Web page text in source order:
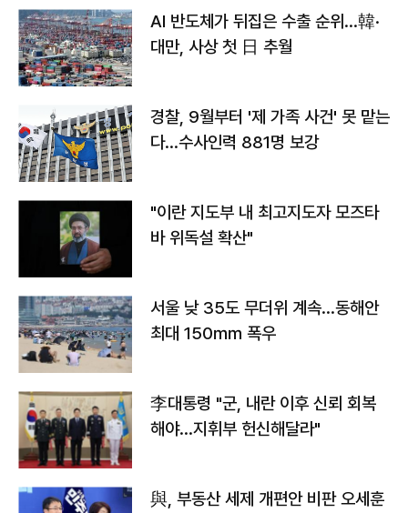
AI 반도체가 뒤집은 수출 순위…韓·
대만, 사상 첫 日 추월
경찰, 9월부터 '제 가족 사건' 못 맡는
다…수사인력 881명 보강
"이란 지도부 내 최고지도자 모즈타
바 위독설 확산"
서울 낮 35도 무더위 계속…동해안
최대 150㎜ 폭우
李대통령 "군, 내란 이후 신뢰 회복
해야…지휘부 헌신해달라"
與, 부동산 세제 개편안 비판 오세훈